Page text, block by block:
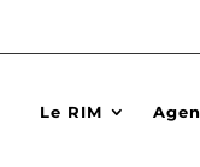
Le RIM